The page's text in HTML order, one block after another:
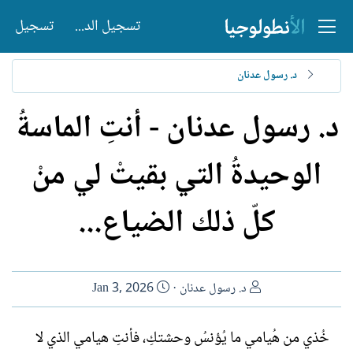
تسجيل الدخول تسجيل
د. رسول عدنان
د. رسول عدنان - أنتِ الماسةُ
الوحيدةُ التي بقيتْ لي منْ
كلّ ذلك الضياع...
ا
ل
ا
د. رسول عدنان
ت
ا
ي
Jan 3, 2026
خُذي من هُيامي ما يُؤنسُ وحشتكِ، فأنتِ هيامي الذي لا